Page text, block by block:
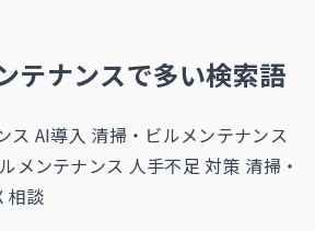
テナンスで多い検索語
ス AI導入 清掃・ビルメンテナンス
メンテナンス 人手不足 対策 清掃・
相談